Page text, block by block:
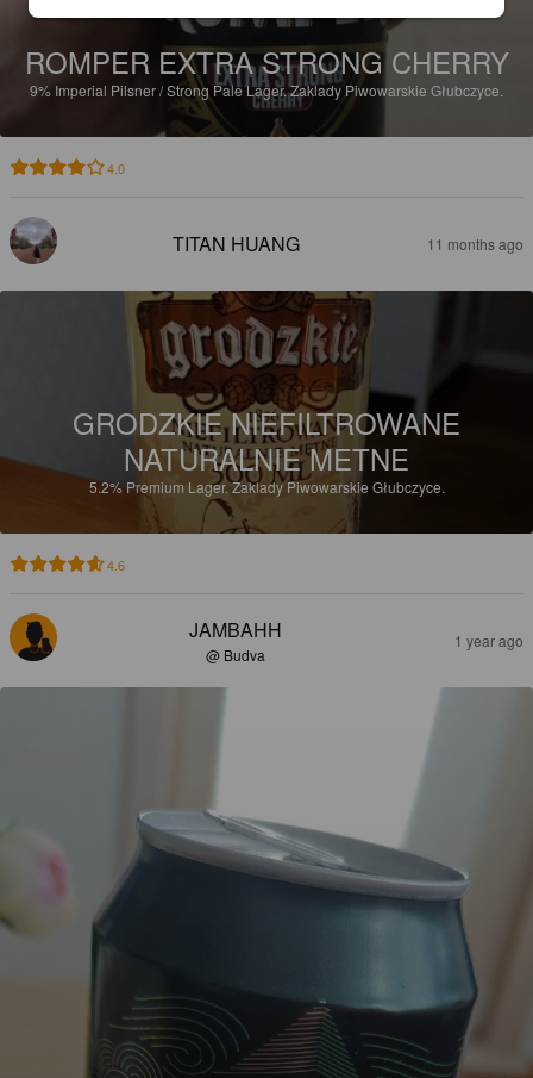
ROMPER EXTRA STRONG CHERRY
9% Imperial Pilsner / Strong Pale Lager.Zaklady Piwowarskie Głubczyce.
4.0
TITAN HUANG 11 months ago
GRODZKIE NIEFILTROWANE
NATURALNIE METNE
5.2%Premium Lager.Zaklady Piwowarskie Głubczyce.
4.6
JAMBAHH
@ Budva
1 year ago